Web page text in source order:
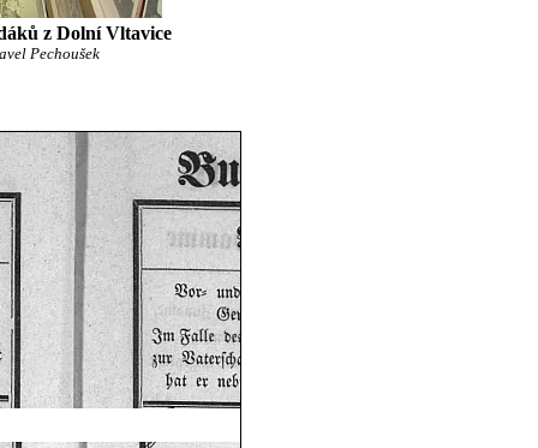
z Dolní Vltavice
Pechoušek